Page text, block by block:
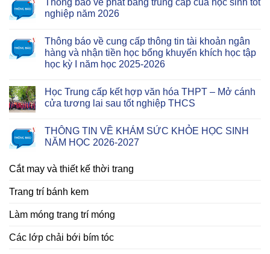
nghiệp năm 2026
Thông báo về cung cấp thông tin tài khoản ngân
hàng và nhận tiền học bổng khuyến khích học tập
học kỳ I năm học 2025-2026
Học Trung cấp kết hợp văn hóa THPT – Mở cánh
cửa tương lai sau tốt nghiệp THCS
THÔNG TIN VỀ KHÁM SỨC KHỎE HỌC SINH
NĂM HỌC 2026-2027
Cắt may và thiết kế thời trang
Trang trí bánh kem
Làm móng trang trí móng
Các lớp chải bới bím tóc